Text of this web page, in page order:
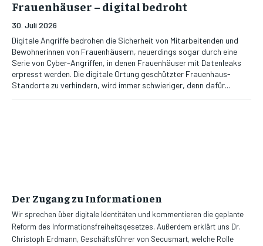
Frauenhäuser – digital bedroht
30. Juli 2026
Digitale Angriffe bedrohen die Sicherheit von Mitarbeitenden und
Bewohnerinnen von Frauenhäusern, neuerdings sogar durch eine
Serie von Cyber-Angriffen, in denen Frauenhäuser mit Datenleaks
erpresst werden. Die digitale Ortung geschützter Frauenhaus-
Standorte zu verhindern, wird immer schwieriger, denn dafür...
Der Zugang zu Informationen
Wir sprechen über digitale Identitäten und kommentieren die geplante
Reform des Informationsfreiheitsgesetzes. Außerdem erklärt uns Dr.
Christoph Erdmann, Geschäftsführer von Secusmart, welche Rolle